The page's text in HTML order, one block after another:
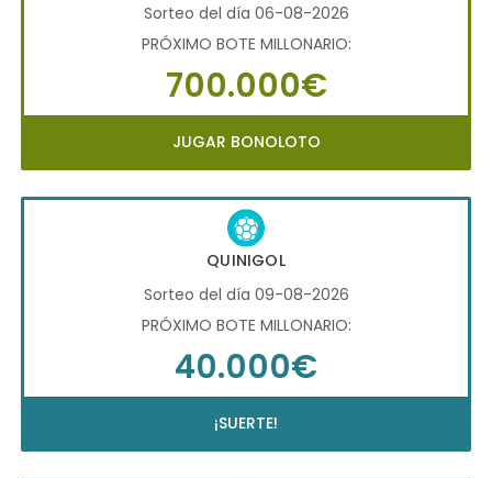
Sorteo del día 06-08-2026
PRÓXIMO BOTE MILLONARIO:
700.000€
JUGAR BONOLOTO
QUINIGOL
Sorteo del día 09-08-2026
PRÓXIMO BOTE MILLONARIO:
40.000€
¡SUERTE!